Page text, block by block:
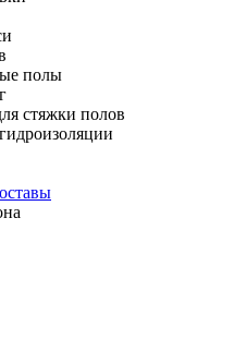
полы
стяжки полов